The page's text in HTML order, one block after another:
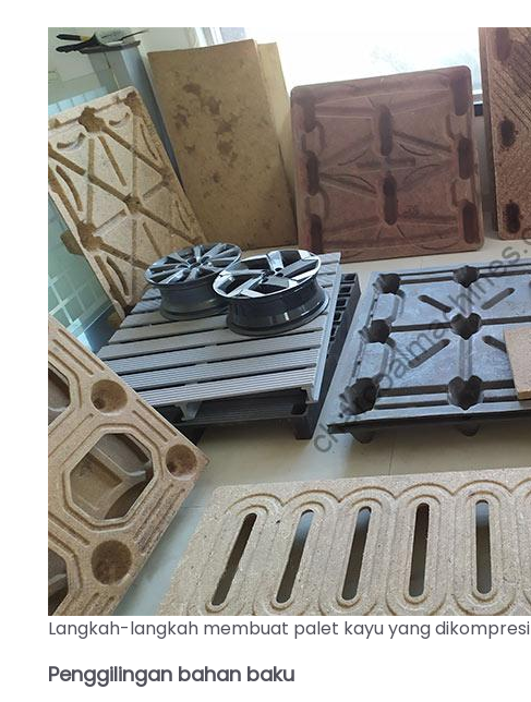
Langkah-langkah membuat palet kayu yang dikompresi
Penggilingan bahan baku